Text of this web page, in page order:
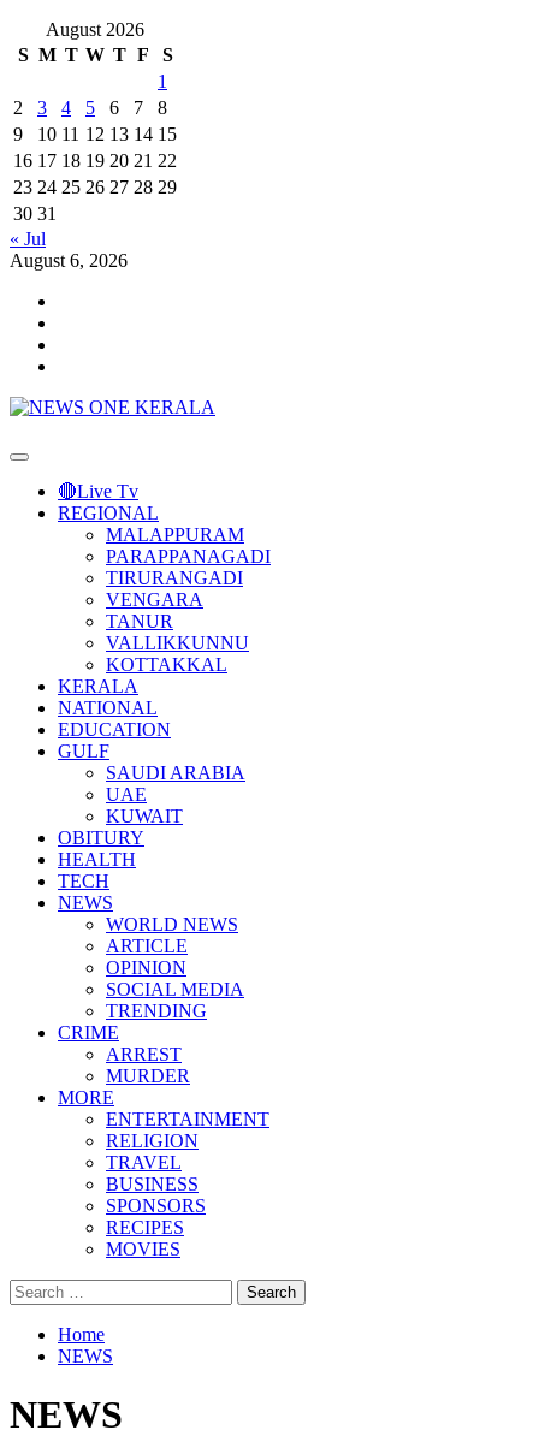
August 2026
S M T W T F
S
1
2
3 4 5 6 7
8
9
10 11 12 13 14 15
16 17 18 19 20 21 22
23 24 25 26 27 28 29
30 31
« Jul
August 6, 2026
Primary
🔴Live Tv
REGIONAL
MALAPPURAM
PARAPPANAGADI
TIRURANGADI
VENGARA
TANUR
VALLIKKUNNU
KOTTAKKAL
KERALA
NATIONAL
EDUCATION
GULF
SAUDI ARABIA
UAE
KUWAIT
OBITURY
HEALTH
TECH
NEWS
WORLD NEWS
ARTICLE
OPINION
SOCIAL MEDIA
TRENDING
CRIME
ARREST
MURDER
MORE
ENTERTAINMENT
RELIGION
TRAVEL
BUSINESS
SPONSORS
RECIPES
MOVIES
Search
for:
Home
NEWS
NEWS